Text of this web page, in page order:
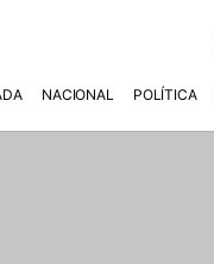
NACIONAL POLÍTICA